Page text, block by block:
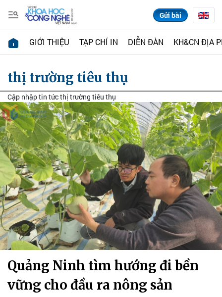
Gửi bài
GIỚI THIỆU TẠP CHÍ IN DIỄN ĐÀN KH&CN ĐỊA
thị trường tiêu thụ
Cập nhập tin tức thị trường tiêu thụ
Quảng Ninh tìm hướng đi bền
vững cho đầu ra nông sản